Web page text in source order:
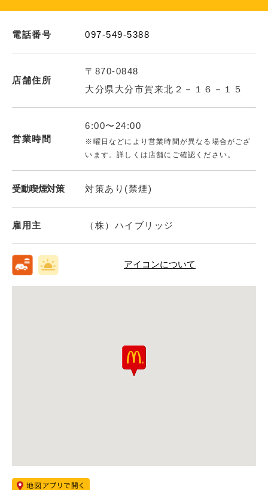
電話番号 097-549-5388
店舗住所
〒870-0848
大分県大分市賀来北２－１６－１５
営業時間
6:00〜24:00
※曜日などにより営業時間が異なる場合がござ
います。詳しくは店舗にご確認ください。
受動喫煙対策 対策あり(禁煙)
雇用主 （株）ハイブリッジ
アイコンについて